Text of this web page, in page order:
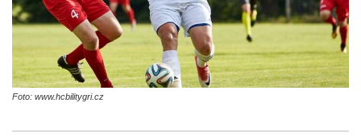
Foto: www.hcbilitygri.cz